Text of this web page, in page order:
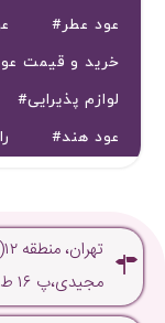
#عود عطر
#خرید و قیمت
#لوازم پذیرایی
#عود هند
مجیدی،پ ۱۶ ط اول